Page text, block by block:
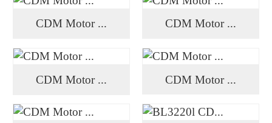
CDM Motor ... CDM Motor ...
CDM Motor ... CDM Motor ...